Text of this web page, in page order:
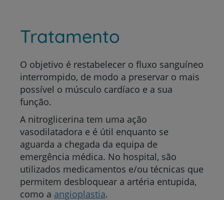
Tratamento
O objetivo é restabelecer o fluxo sanguíneo
interrompido, de modo a preservar o mais
possível o músculo cardíaco e a sua
função.
A nitroglicerina tem uma ação
vasodilatadora e é útil enquanto se
aguarda a chegada da equipa de
emergência médica. No hospital, são
utilizados medicamentos e/ou técnicas que
permitem desbloquear a artéria entupida,
como a angioplastia.